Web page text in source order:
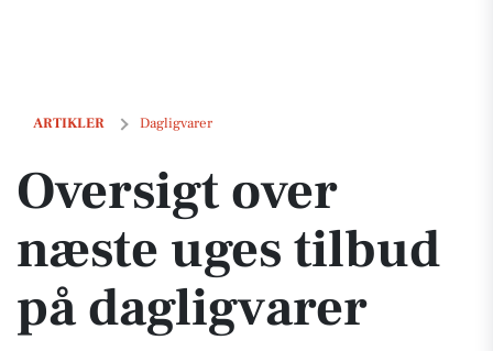
ARTIKLER Dagligvarer
Oversigt over næste uges tilbud på dagligvarer
Oversigt over
næste uges tilbud
på dagligvarer